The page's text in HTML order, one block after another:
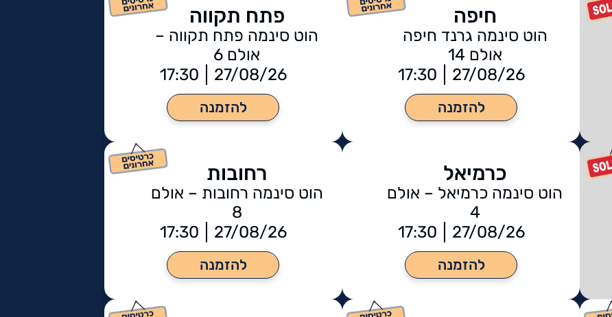
חיפה
הוט סינמה גרנד חיפה
אולם 14
27/08/26
17:30
להזמנה
פתח תקווה
הוט סינמה פתח תקווה –
אולם 6
27/08/26
17:30
להזמנה
כרמיאל
הוט סינמה כרמיאל – אולם
4
27/08/26
17:30
להזמנה
רחובות
הוט סינמה רחובות – אולם
8
27/08/26
17:30
להזמנה